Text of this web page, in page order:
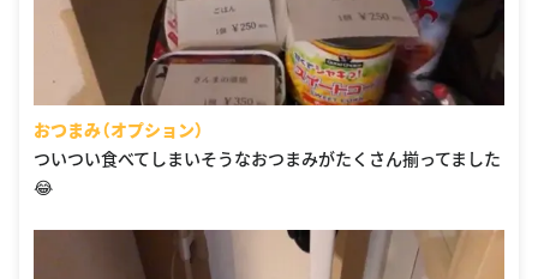
おつまみ（オプション）
ついつい食べてしまいそうなおつまみがたくさん揃ってました
😂